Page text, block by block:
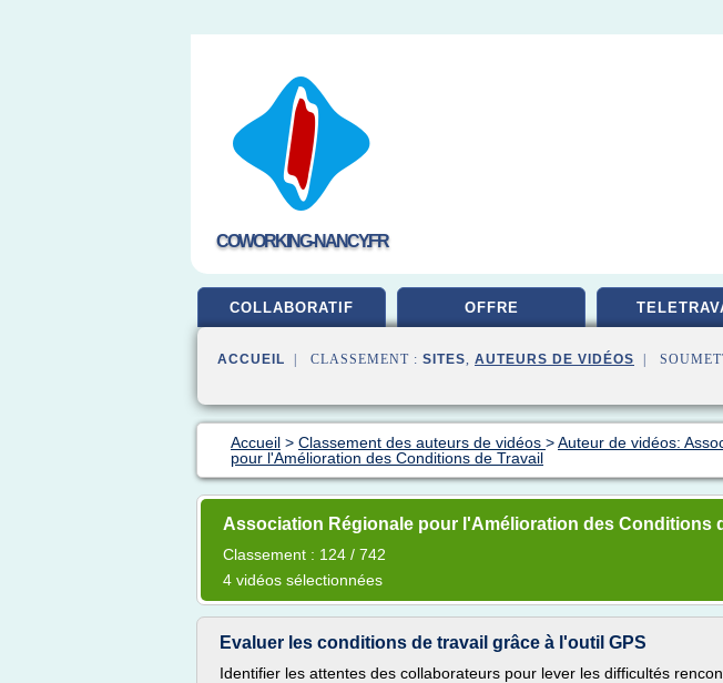
COWORKING-NANCY.FR
COLLABORATIF OFFRE
ACCUEIL | CLASSEMENT : SITES, AUTEURS DE VIDÉOS |
Accueil > Classement des auteurs de vidéos >Auteur de vidéos:
pour l'Amélioration des Conditions de Travail
Association Régionale pour l'Amélioration des Conditions
Classement : 124 / 742
4 vidéos sélectionnées
Evaluer les conditions de travail grâce à l'outil GPS
Identifier les attentes des collaborateurs pour lever les difficultés